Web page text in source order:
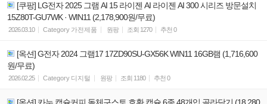
[쿠팡] LG전자 2025 그램 AI 15 라이젠 AI 라이젠 AI 300 시리즈 방문설치
15Z80T-GU7WK · WIN11 (2,178,900원/무료)
2026.03.10 Category 가전제품 원팡 조회 1270 추천 0
[옥션] G전자 2024 그램17 17ZD90SU-GX56K WIN11 16GB램 (1,716,600
원/무료)
2026.02.25 Category 디지털 원팡 조회 1180 추천 0